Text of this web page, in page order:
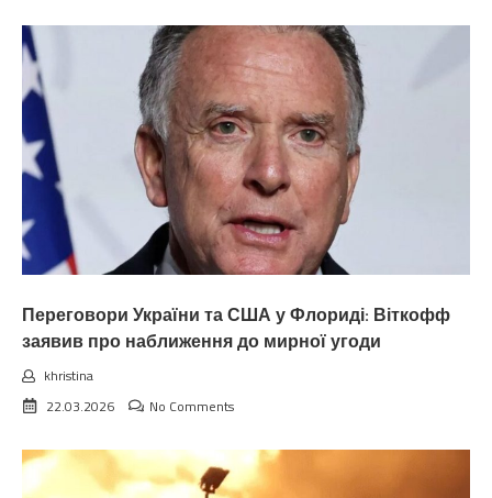
Переговори України та США у Флориді: Віткофф
заявив про наближення до мирної угоди
khristina
22.03.2026
No Comments